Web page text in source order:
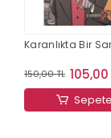
Karanlıkta Bir
150,00 TL 105,00